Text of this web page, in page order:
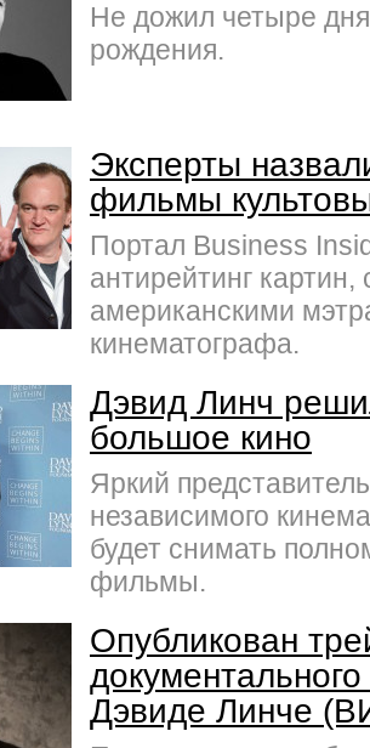
Не дожил четыре
рождения.
Эксперты
фильмы
Портал Business
антирейтинг картин,
американскими
кинематографа.
Дэвид Линч
большое кино
Яркий
независимого
будет снимать
фильмы.
Опубликован
Дэвиде Линче